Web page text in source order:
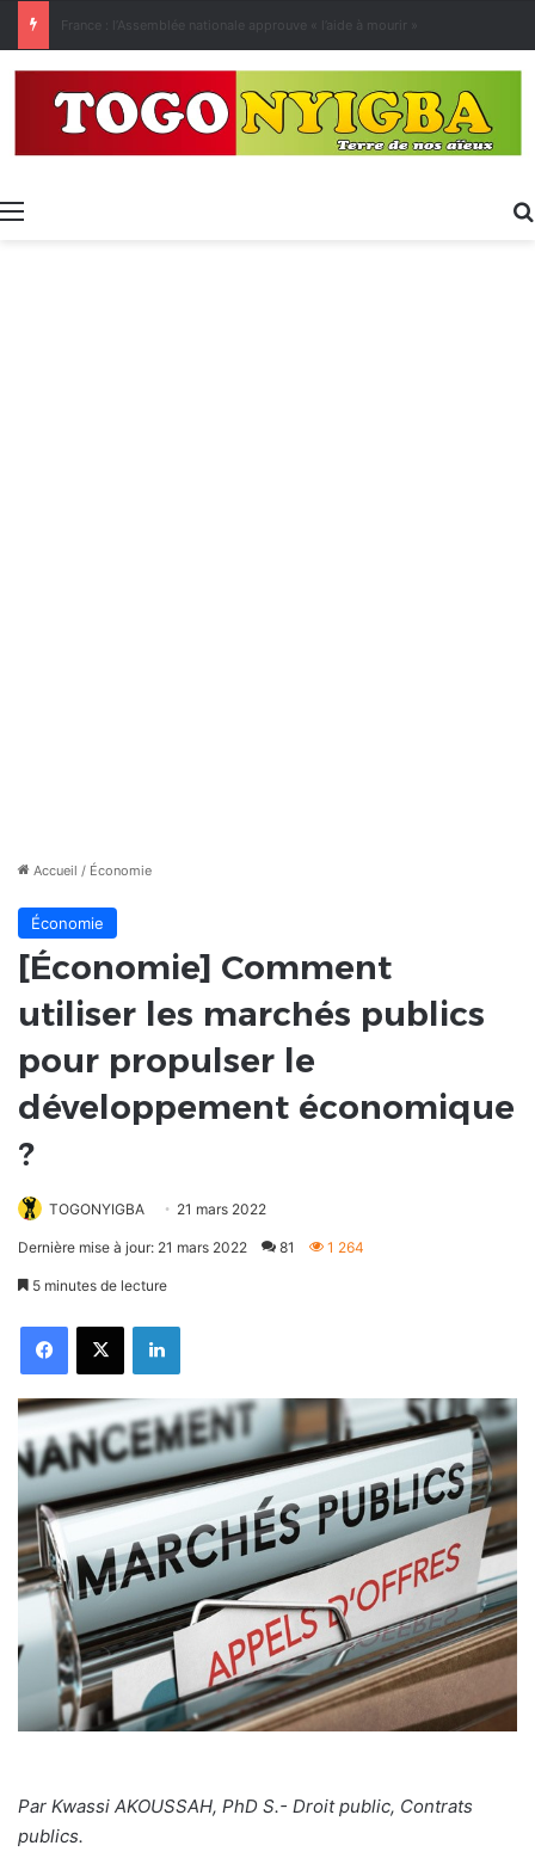
Menu
Accueil / Économie
Économie
[Économie] Comment
utiliser les marchés publics
pour propulser le
développement économique
?
TOGONYIGBA 21 mars 2022
Dernière mise à jour: 21 mars 2022 81 1 264
5 minutes de lecture
FacebookX Linkedin
Par Kwassi AKOUSSAH, PhD S.- Droit public, Contrats
publics.